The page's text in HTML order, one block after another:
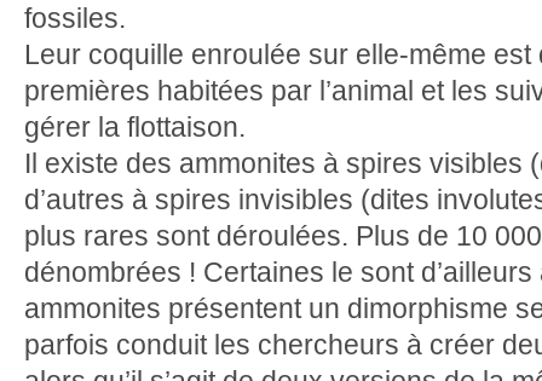
fossiles.
Leur coquille enroulée sur elle-même
premières habitées par l’animal et les
gérer la flottaison.
Il existe des ammonites à spires visibles
d’autres à spires invisibles (dites
plus rares sont déroulées. Plus de 10
dénombrées ! Certaines le sont
ammonites présentent un dimorphisme
parfois conduit les chercheurs à créer